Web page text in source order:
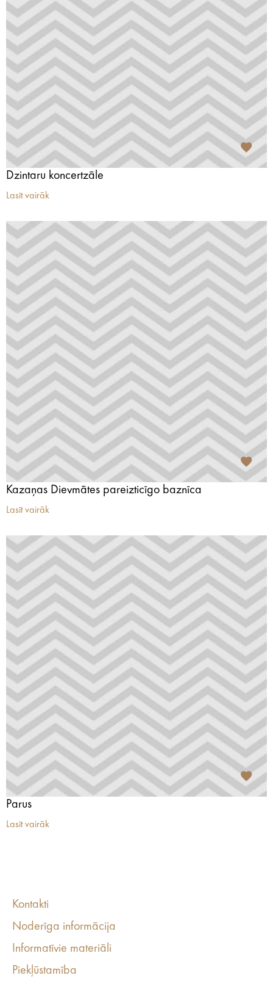
Dzintaru koncertzāle
Lasīt vairāk
Kazaņas Dievmātes pareizticīgo baznīca
Lasīt vairāk
Parus
Lasīt vairāk
Kontakti
Noderīga informācija
Informatīvie materiāli
Piekļūstamība